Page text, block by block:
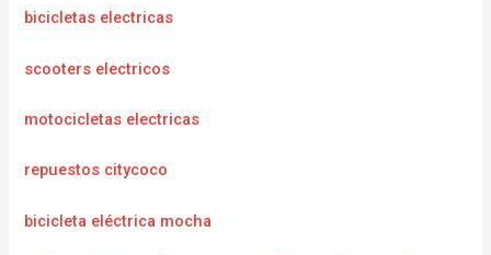
bicicletas electricas
scooters electricos
motocicletas electricas
repuestos citycoco
bicicleta eléctrica mocha